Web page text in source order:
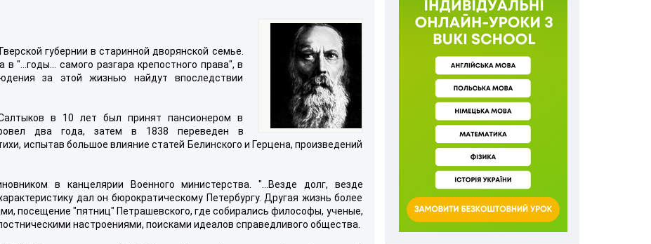
губернии в старинной дворянской семье.
"...годы... самого разгара крепостного права", в
за этой жизнью найдут впоследствии
в 10 лет был принят пансионером в
два года, затем в 1838 переведен в
испытав большое влияние статей Белинского и Герцена, произведений
в канцелярии Военного министерства. "...Везде долг, везде
дал он бюрократическому Петербургу. Другая жизнь более
посещение "пятниц" Петрашевского, где собирались философы, ученые,
настроениями, поисками идеалов справедливого общества.